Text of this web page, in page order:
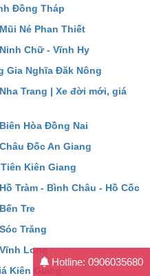
Hotline: 0906035680
Đồng Tháp
Né Phan Thiết
Chữ - Vĩnh Hy
Gia Nghĩa Đăk Nông
Trang | Xe đời mới, giá
Hòa Đồng Nai
Đốc An Giang
Kiên Giang
Tràm - Bình Châu - Hồ Cốc
Tre
Trăng
Long
Kiên Giang